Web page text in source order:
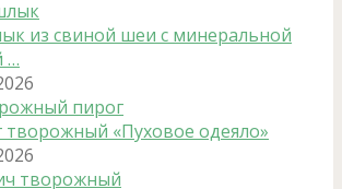
из свиной шеи с минеральной
…
творожный «Пуховое одеяло»